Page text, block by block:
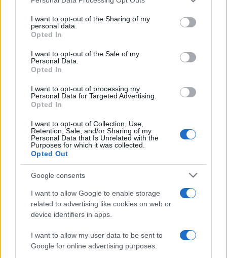
not limited to your visit or usage behaviour. You may click to
grant or deny consent to Google and its third-party tags to
use your data for below specified purposes in below Google
consent section.
I want to opt-out of the Sharing of my
personal data.
Opted In
I want to opt-out of the Sale of my
Personal Data.
Opted In
I want to opt-out of processing my
Personal Data for Targeted Advertising.
Opted In
I want to opt-out of Collection, Use,
Retention, Sale, and/or Sharing of my
Personal Data that Is Unrelated with the
Purposes for which it was collected.
Opted Out
Google consents
I want to allow Google to enable storage
related to advertising like cookies on web or
device identifiers in apps.
I want to allow my user data to be sent to
Google for online advertising purposes.
che propugna spiegazioni visive per il tifoso
critico. Dettaglio unico: una stagione